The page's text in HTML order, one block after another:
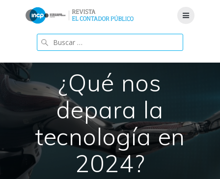
al
¿Qué nos
depara la
tecnología en
2024?